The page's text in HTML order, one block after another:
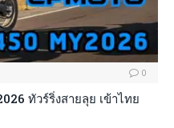
0
ทัวร์ริ่งสายลุย เข้าไทย